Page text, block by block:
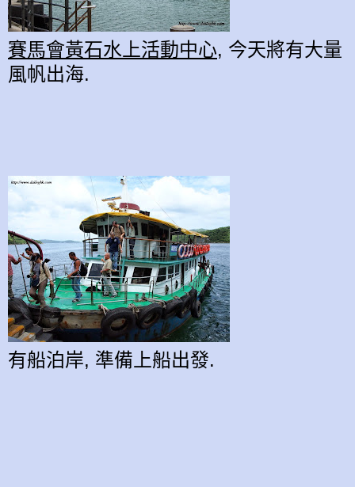
賽馬會黃石水上活動中心, 今天將有大量
風帆出海.
有船泊岸, 準備上船出發.